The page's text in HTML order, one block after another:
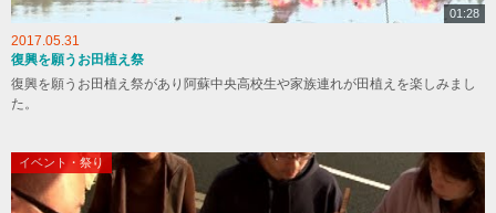
01:28
2017.05.31
復興を願うお田植え祭
復興を願うお田植え祭があり阿蘇中央高校生や家族連れが田植えを楽しみまし
た。
イベント・祭り